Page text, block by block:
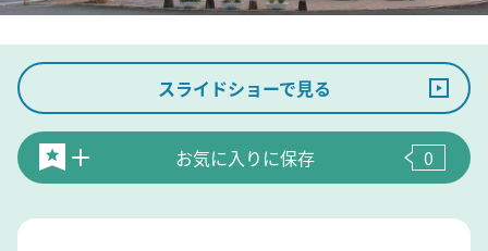
スライドショーで見る
お気に入りに保存 0